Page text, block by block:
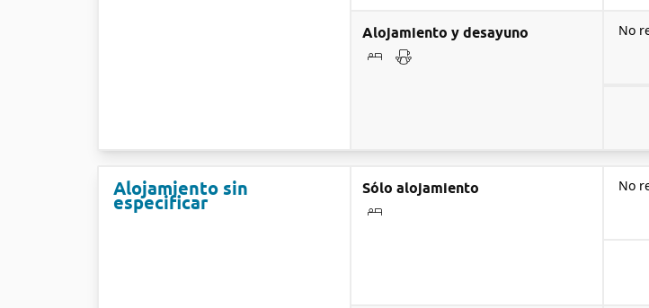
Alojamiento y desayuno No
Alojamiento sin
especificar
Sólo alojamiento No